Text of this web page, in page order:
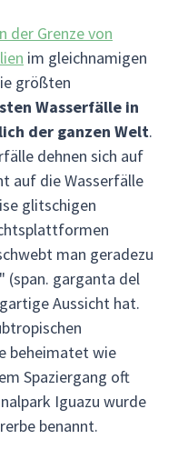
der Grenze von
im gleichnamigen
größten
Wasserfälle in
der ganzen Welt.
dehnen sich auf
auf die Wasserfälle
glitschigen
man geradezu
(span. garganta del
Aussicht hat.
beheimatet wie
Spaziergang oft
Iguazu wurde
benannt.